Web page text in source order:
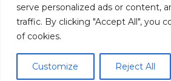
serve personalized ads or content,
traffic. By clicking "Accept All", you
of cookies.
Customize Reject All